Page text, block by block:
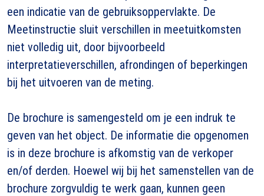
een indicatie van de gebruiksoppervlakte. De
Meetinstructie sluit verschillen in meetuitkomsten
niet volledig uit, door bijvoorbeeld
interpretatieverschillen, afrondingen of beperkingen
bij het uitvoeren van de meting.
De brochure is samengesteld om je een indruk te
geven van het object. De informatie die opgenomen
is in deze brochure is afkomstig van de verkoper
en/of derden. Hoewel wij bij het samenstellen van de
brochure zorgvuldig te werk gaan, kunnen geen